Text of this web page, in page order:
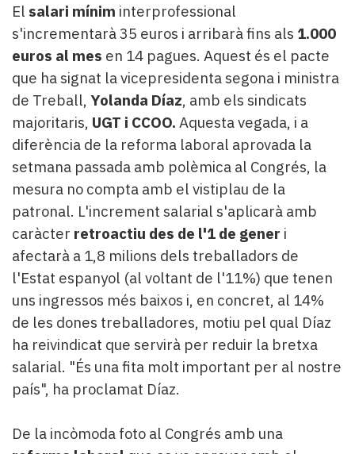
patrocinat
Lo
més
llegit...
Editorial
El salari mínim interprofessional
s'incrementarà 35 euros i arribarà fins als 1.000
euros al mes en 14 pagues. Aquest és el pacte
que ha signat la vicepresidenta segona i ministra
de Treball, Yolanda Díaz, amb els sindicats
majoritaris, UGT i CCOO. Aquesta vegada, i a
diferència de la reforma laboral aprovada la
setmana passada amb polèmica al Congrés, la
mesura no compta amb el vistiplau de la
patronal. L'increment salarial s'aplicarà amb
caràcter retroactiu des de l'1 de gener i
afectarà a 1,8 milions dels treballadors de
l'Estat espanyol (al voltant de l'11%) que tenen
uns ingressos més baixos i, en concret, al 14%
de les dones treballadores, motiu pel qual Díaz
ha reivindicat que servirà per reduir la bretxa
salarial. "És una fita molt important per al nostre
país", ha proclamat Díaz.
De la incòmoda foto al Congrés amb una